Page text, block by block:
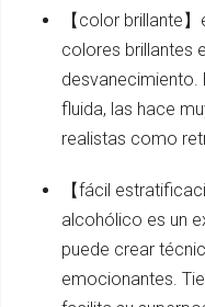
【color brillante
colores brillantes
desvanecimiento.
fluida, las hace
realistas como
【fácil
alcohólico es un
puede crear
emocionantes.